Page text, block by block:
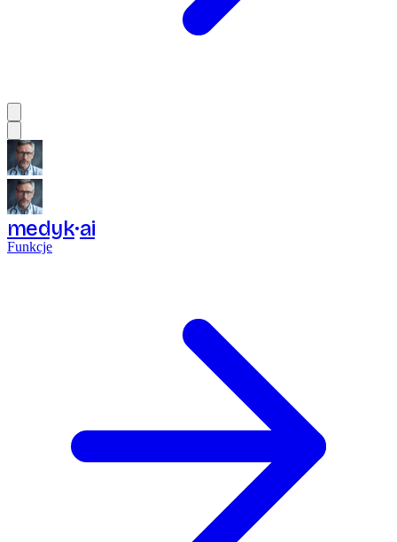
medyk ai
Funkcje